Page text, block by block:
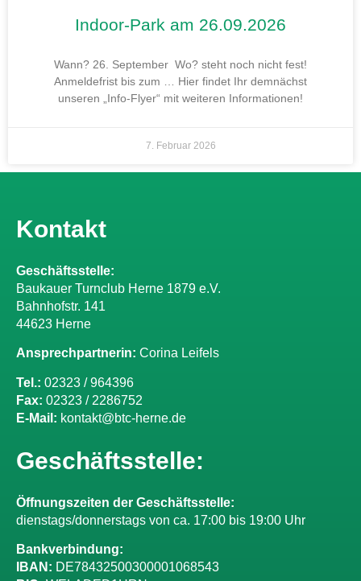
Indoor-Park am 26.09.2026
Wann? 26. September Wo? steht noch nicht fest!
Anmeldefrist bis zum … Hier findet Ihr demnächst
unseren „Info-Flyer“ mit weiteren Informationen!
7. Februar 2026
Kontakt
Geschäftsstelle:
Baukauer Turnclub Herne 1879 e.V.
Bahnhofstr. 141
44623 Herne
Ansprechpartnerin: Corina Leifels
Tel.: 02323 / 964396
Fax: 02323 / 2286752
E-Mail: kontakt@btc-herne.de
Geschäftsstelle:
Öffnungszeiten der Geschäftsstelle:
dienstags/donnerstags von ca. 17:00 bis 19:00 Uhr
Bankverbindung:
IBAN: DE78432500300001068543